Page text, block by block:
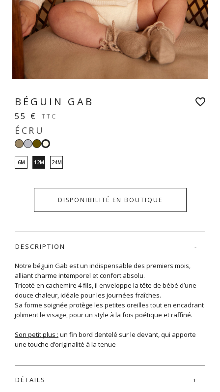
BÉGUIN GAB
55 € TTC
ÉCRU
Taupe
Gris
perle
KakiÉcru
6M 12M 24M
DISPONIBILITÉ EN BOUTIQUE
favorite_border
DESCRIPTION
Notre béguin Gab est un indispensable des premiers mois,
alliant charme intemporel et confort absolu.
Tricoté en cachemire 4 fils, il enveloppe la tête de bébé d’une
douce chaleur, idéale pour les journées fraîches.
Sa forme soignée protège les petites oreilles tout en encadrant
joliment le visage, pour un style à la fois poétique et raffiné.
Son petit plus : un fin bord dentelé sur le devant, qui apporte
une touche d’originalité à la tenue
DÉTAILS